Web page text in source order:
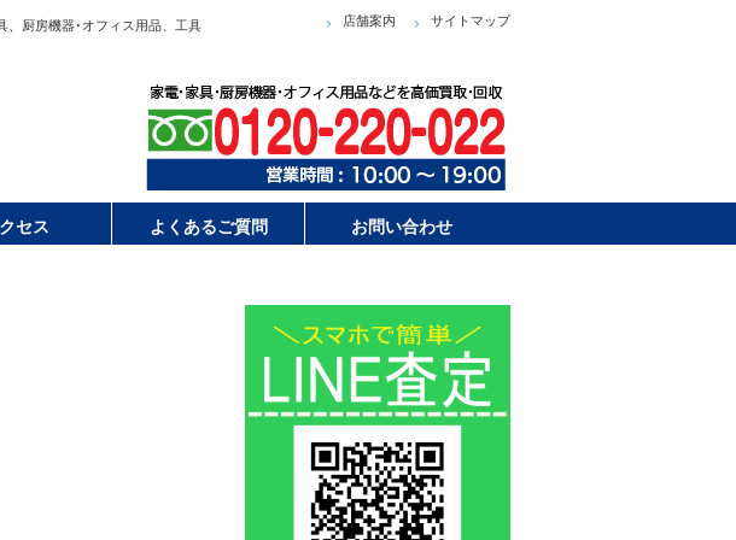
厨房機器･オフィス用品、工具
店舗案内 サイトマップ
セス よくあるご質問 お問い合わせ